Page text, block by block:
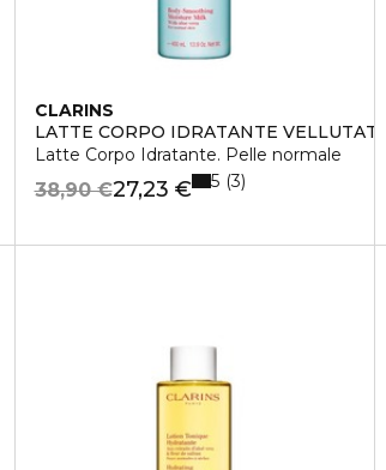
CLARINS
LATTE CORPO IDRATANTE VELLUTATO
Latte Corpo Idratante. Pelle normale
27,23 €
38,90 € 5 3